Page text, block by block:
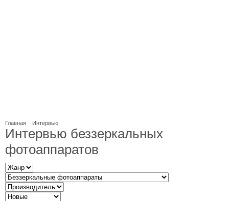
Главная Интервью
Интервью беззеркальных
фотоаппаратов